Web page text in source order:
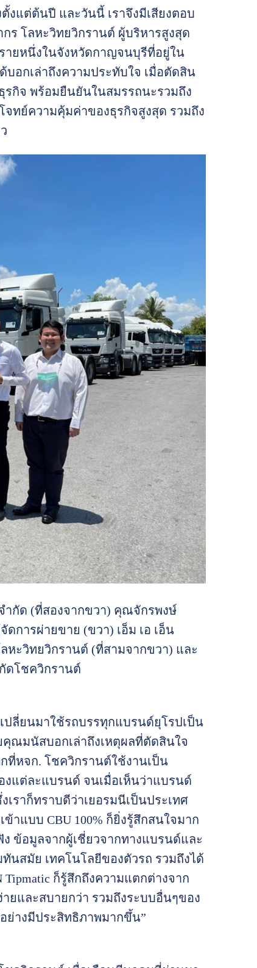
งแต่ต้นปี และวันนี้ เราจึงมีเสียงตอบ
ร โลหะวิทยวิกรานต์ ผู้บริหารสูงสุด
ายหนึ่งในจังหวัดกาญจนบุรีที่อยู่ใน
อกเล่าถึงความประทับใจ เมื่อตัดสิน
รกิจ พร้อมยืนยันในสมรรถนะรวมถึง
จทย์ความคุ้มค่าของธุรกิจสูงสุด รวมถึง
ำกัด (ที่สองจากขวา) คุณจักรพงษ์
ารผ่ายขาย (ขวา) เอ็ม เอ เอ็น
หะวิทยวิกรานต์ (ที่สามจากขวา) และ
ดโชควิกรานต์
ลี่ยนมาใช้รถบรรทุกแบรนด์ยุโรปเป็น
ณมนัสบอกเล่าถึงเหตุผลที่ตัดสินใจ
กที่หจก. โชควิกรานต์ใช้งานเป็น
แต่ละแบรนด์ จนเมื่อเห็นว่าแบรนด์
เราก็ทราบดีว่าเยอรมนีเป็นประเทศ
แบบ CBU 100% ก็ยิ่งรู้สึกสนใจมาก
ข้อมูลจากผู้เชี่ยวจากทางแบรนด์และ
นสมัย เทคโนโลยีของตัวรถ รวมถึงได้
ก็รู้สึกถึงความแตกต่างจาก
ยและสบายกว่า รวมถึงระบบอื่นๆของ
ย่างมีประสิทธิภาพมากขึ้น”